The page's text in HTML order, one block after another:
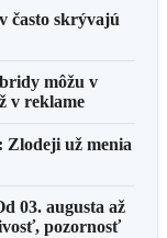
často skrývajú
môžu v
v reklame
Zlodeji už menia
03. augusta až
pozornosť